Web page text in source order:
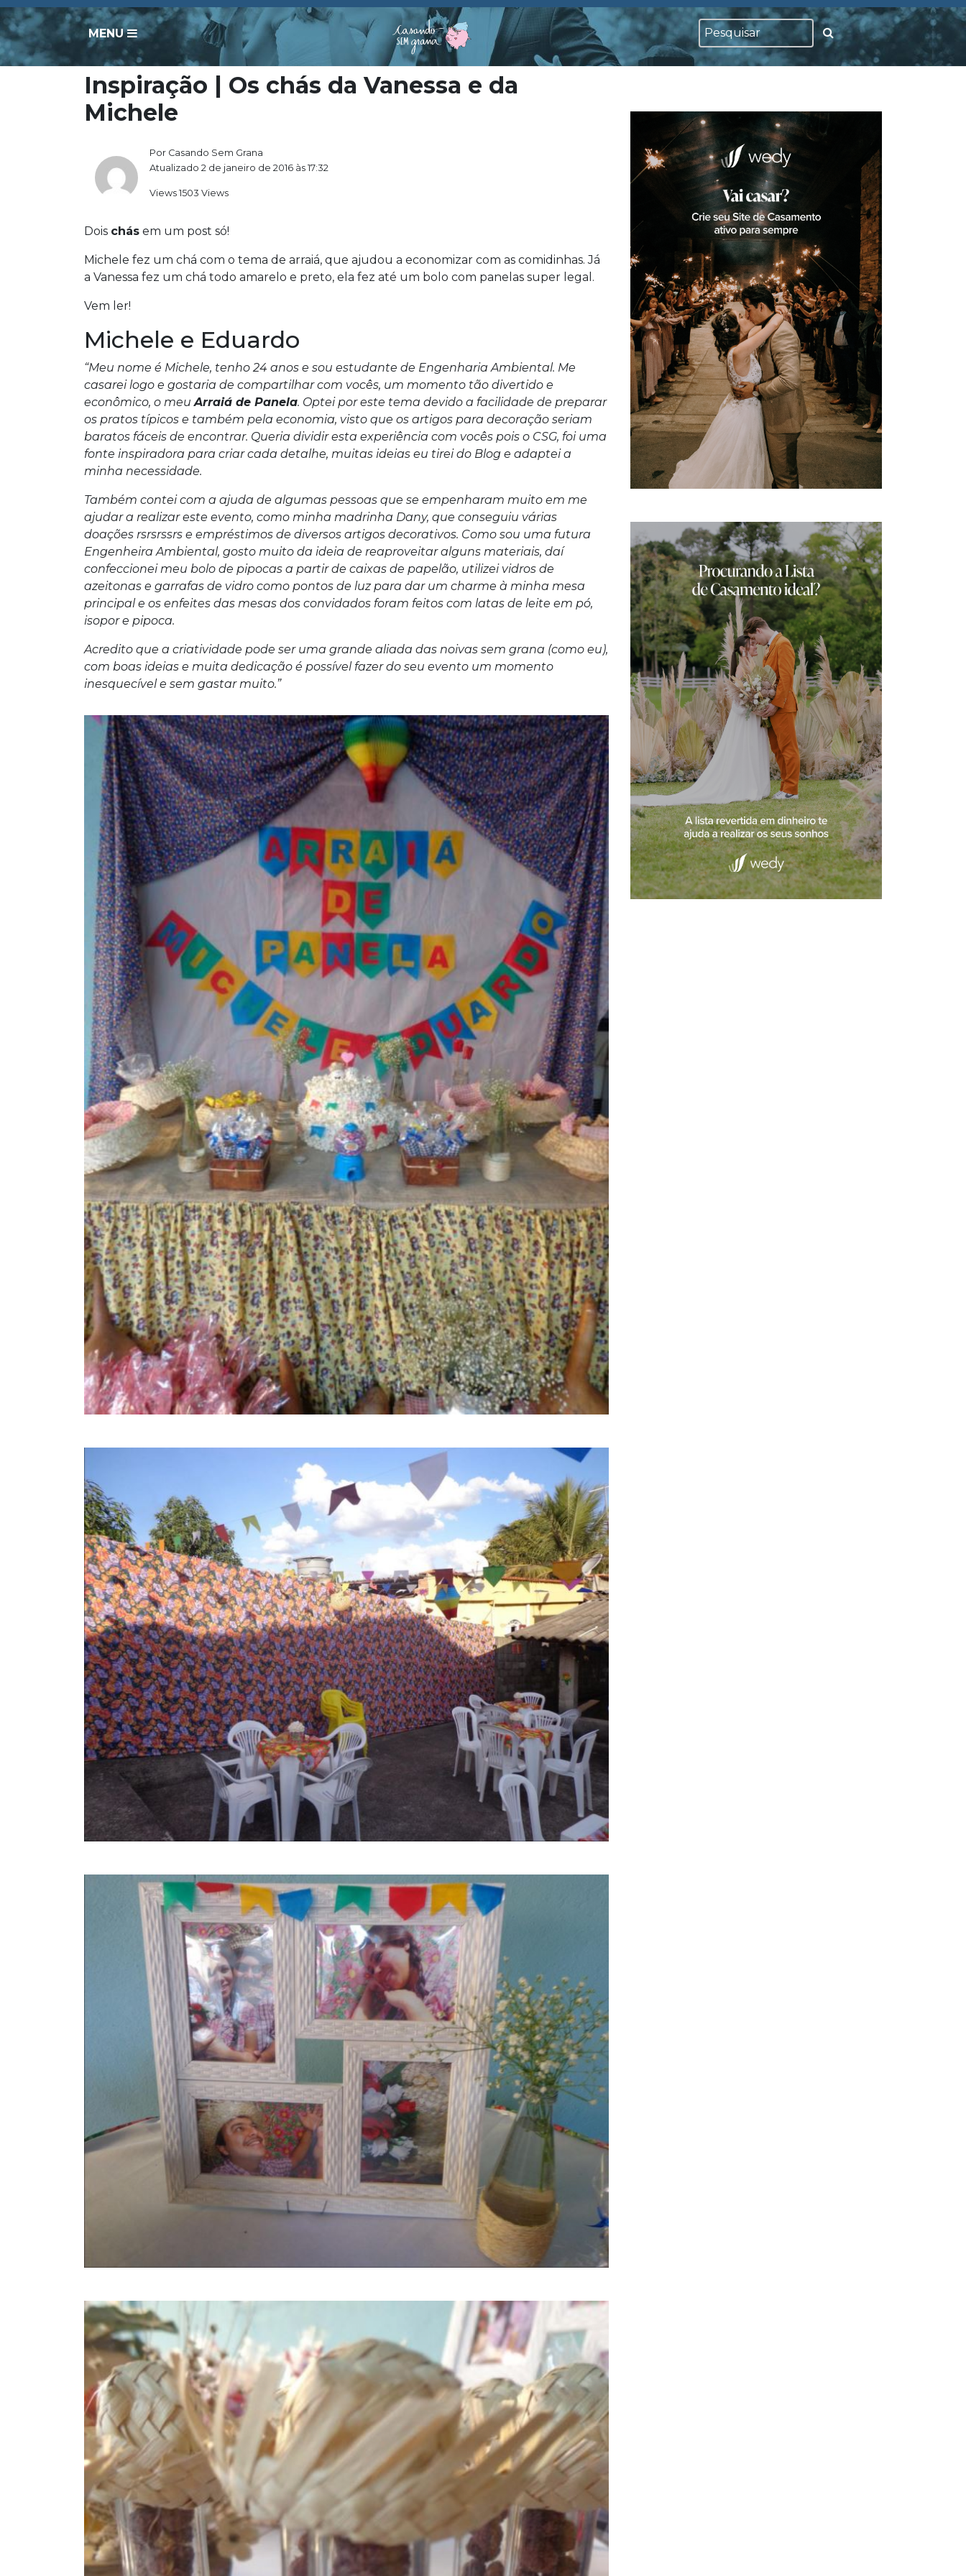
MENU
Inspiração | Os chás da Vanessa e da
Michele
Por Casando Sem Grana
Atualizado 2 de janeiro de 2016 às 17:32
Views 1503 Views
Dois chás em um post só!
Michele fez um chá com o tema de arraiá, que ajudou a economizar com as comidinhas. Já
a Vanessa fez um chá todo amarelo e preto, ela fez até um bolo com panelas super legal.
Vem ler!
Michele e Eduardo
“Meu nome é Michele, tenho 24 anos e sou estudante de Engenharia Ambiental. Me
casarei logo e gostaria de compartilhar com vocês, um momento tão divertido e
econômico, o meuArraiá de Panela. Optei por este tema devido a facilidade de preparar
os pratos típicos e também pela economia, visto que os artigos para decoração seriam
baratos fáceis de encontrar. Queria dividir esta experiência com vocês pois o CSG, foi uma
fonte inspiradora para criar cada detalhe, muitas ideias eu tirei do Blog e adaptei a
minha necessidade.
Também contei com a ajuda de algumas pessoas que se empenharam muito em me
ajudar a realizar este evento, como minha madrinha Dany, que conseguiu várias
doações rsrsrssrs e empréstimos de diversos artigos decorativos. Como sou uma futura
Engenheira Ambiental, gosto muito da ideia de reaproveitar alguns materiais, daí
confeccionei meu bolo de pipocas a partir de caixas de papelão, utilizei vidros de
azeitonas e garrafas de vidro como pontos de luz para dar um charme à minha mesa
principal e os enfeites das mesas dos convidados foram feitos com latas de leite em pó,
isopor e pipoca.
Acredito que a criatividade pode ser uma grande aliada das noivas sem grana (como eu),
com boas ideias e muita dedicação é possível fazer do seu evento um momento
inesquecível e sem gastar muito.”